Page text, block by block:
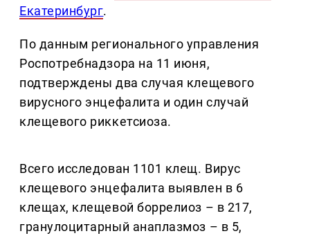
Екатеринбург.
По данным регионального управления
Роспотребнадзора на 11 июня,
подтверждены два случая клещевого
вирусного энцефалита и один случай
клещевого риккетсиоза.
Всего исследован 1101 клещ. Вирус
клещевого энцефалита выявлен в 6
клещах, клещевой боррелиоз – в 217,
гранулоцитарный анаплазмоз – в 5,